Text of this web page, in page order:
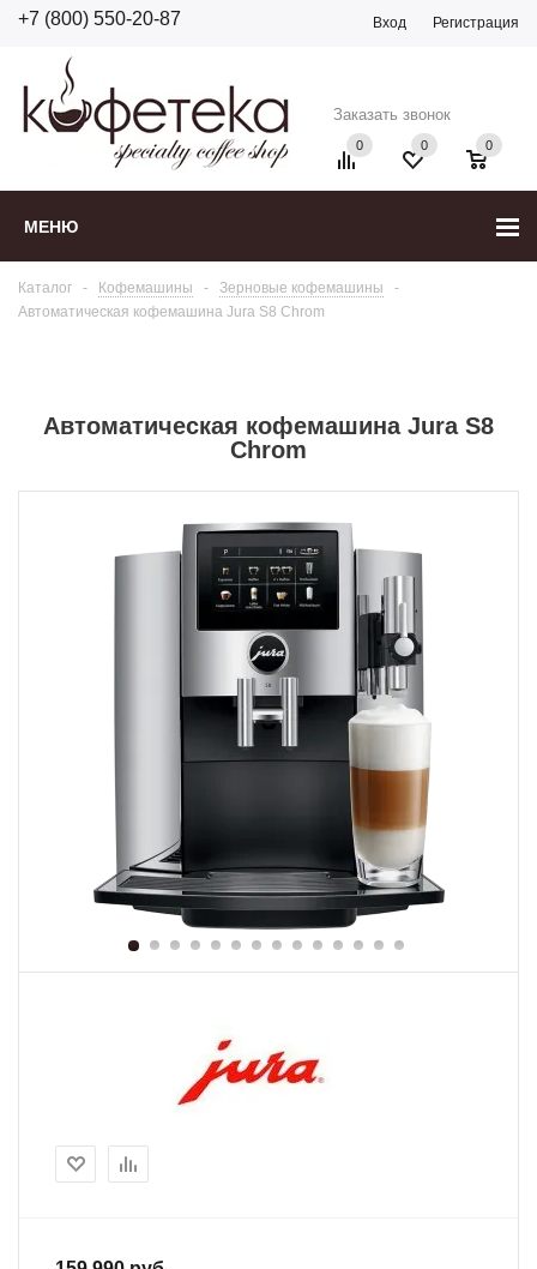
+7 (800) 550-20-87 Вход Регистрация
МЕНЮ
Заказать звонок
0 0
0
Каталог - Кофемашины - Зерновые кофемашины
-
Автоматическая кофемашина Jura S8 Chrom
Автоматическая кофемашина Jura S8
Chrom